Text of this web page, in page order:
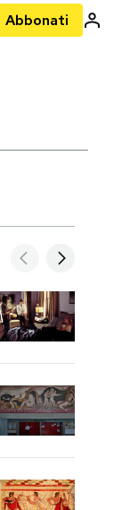
Abbonati